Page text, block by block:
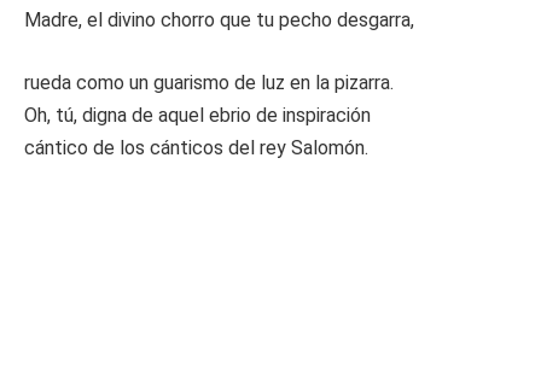
Madre, el divino chorro que tu pecho desgarra,
rueda como un guarismo de luz en la pizarra.
Oh, tú, digna de aquel ebrio de inspiración
cántico de los cánticos del rey Salomón.